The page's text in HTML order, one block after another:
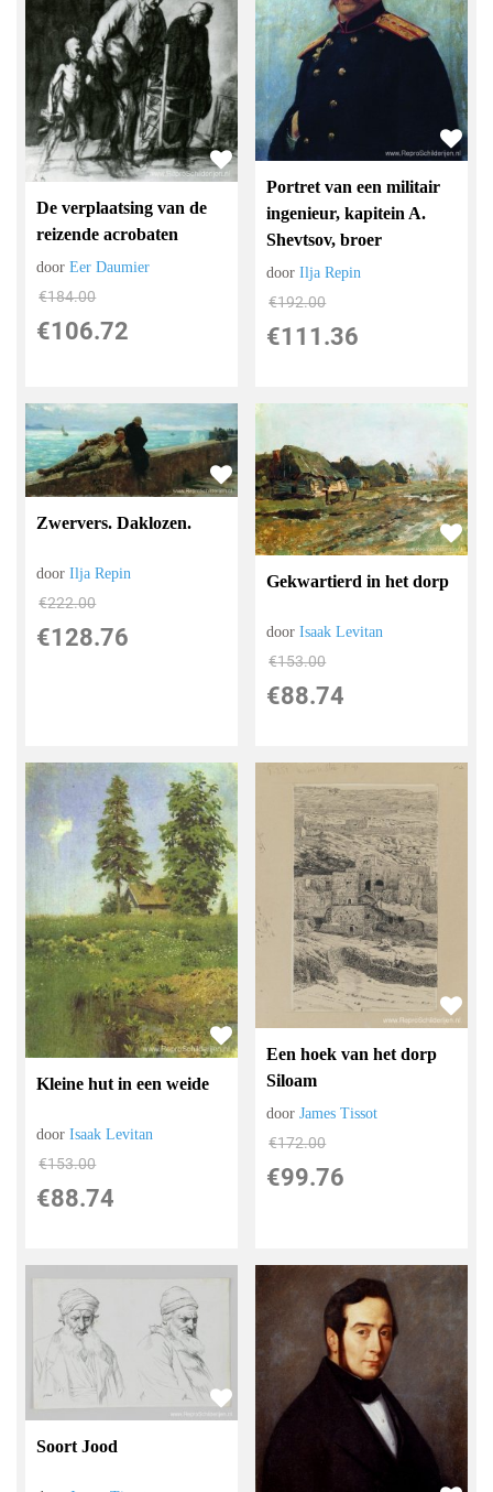
De verplaatsing van de
reizende acrobaten
doorEer Daumier
€184.00
€106.72
Portret van een militair
ingenieur, kapitein A.
Shevtsov, broer
doorIlja Repin
€192.00
€111.36
Zwervers. Daklozen.
doorIlja Repin
€222.00
€128.76
Gekwartierd in het dorp
doorIsaak Levitan
€153.00
€88.74
Kleine hut in een weide
doorIsaak Levitan
€153.00
€88.74
Een hoek van het dorp
Siloam
doorJames Tissot
€172.00
€99.76
Soort Jood